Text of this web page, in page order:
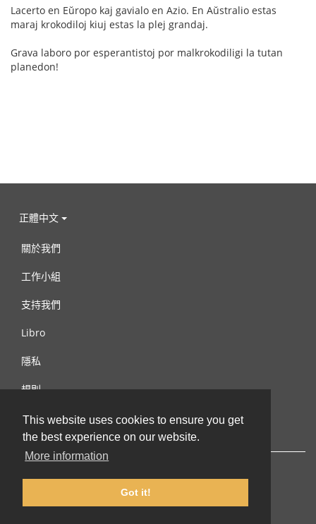
This website uses cookies to ensure you get
the best experience on our website.
More information
Got it!
Lacerto en Eŭropo kaj gavialo en Azio. En Aŭstralio estas
maraj krokodiloj kiuj estas la plej grandaj.
Grava laboro por esperantistoj por malkrokodiligi la tutan
planedon!
正體中文
關於我們
工作小組
支持我們
Libro
隱私
規則
連絡我們
© 2002-2026 lernu.net |Impressum